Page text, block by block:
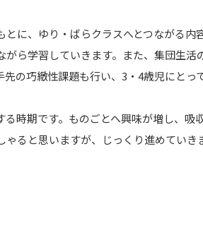
に、ゆり・ばらクラスへとつながる
ら学習していきます。また、集団生
の巧緻性課題も行い、3・4歳児にとっ
時期です。ものごとへ興味が増し、吸
ると思いますが、じっくり進めていき